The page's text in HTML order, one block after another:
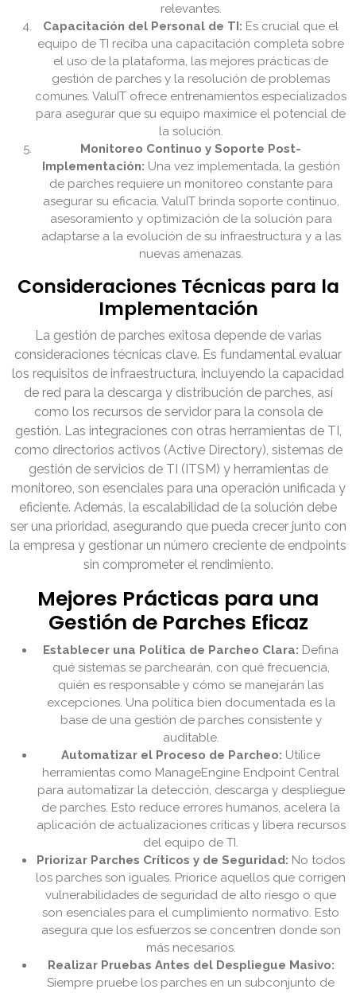
relevantes.
Capacitación del Personal de TI: Es crucial que el
equipo de TI reciba una capacitación completa sobre
el uso de la plataforma, las mejores prácticas de
gestión de parches y la resolución de problemas
comunes. ValuIT ofrece entrenamientos especializados
para asegurar que su equipo maximice el potencial de
la solución.
Monitoreo Continuo y Soporte Post-
Implementación: Una vez implementada, la gestión
de parches requiere un monitoreo constante para
asegurar su eficacia. ValuIT brinda soporte continuo,
asesoramiento y optimización de la solución para
adaptarse a la evolución de su infraestructura y a las
nuevas amenazas.
Consideraciones Técnicas para la
Implementación
La gestión de parches exitosa depende de varias
consideraciones técnicas clave. Es fundamental evaluar
los requisitos de infraestructura, incluyendo la capacidad
de red para la descarga y distribución de parches, así
como los recursos de servidor para la consola de
gestión. Las integraciones con otras herramientas de TI,
como directorios activos (Active Directory), sistemas de
gestión de servicios de TI (ITSM) y herramientas de
monitoreo, son esenciales para una operación unificada y
eficiente. Además, la escalabilidad de la solución debe
ser una prioridad, asegurando que pueda crecer junto con
la empresa y gestionar un número creciente de endpoints
sin comprometer el rendimiento.
Mejores Prácticas para una
Gestión de Parches Eficaz
Establecer una Política de Parcheo Clara: Defina
qué sistemas se parchearán, con qué frecuencia,
quién es responsable y cómo se manejarán las
excepciones. Una política bien documentada es la
base de una gestión de parches consistente y
auditable.
Automatizar el Proceso de Parcheo: Utilice
herramientas como ManageEngine Endpoint Central
para automatizar la detección, descarga y despliegue
de parches. Esto reduce errores humanos, acelera la
aplicación de actualizaciones críticas y libera recursos
del equipo de TI.
Priorizar Parches Críticos y de Seguridad: No todos
los parches son iguales. Priorice aquellos que corrigen
vulnerabilidades de seguridad de alto riesgo o que
son esenciales para el cumplimiento normativo. Esto
asegura que los esfuerzos se concentren donde son
más necesarios.
Realizar Pruebas Antes del Despliegue Masivo:
Siempre pruebe los parches en un subconjunto de